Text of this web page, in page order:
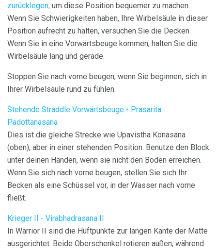
zurücklegen, um diese Position bequemer zu machen.
Wenn Sie Schwierigkeiten haben, Ihre Wirbelsäule in dieser
Position aufrecht zu halten, versuchen Sie die Decken.
Wenn Sie in eine Vorwärtsbeuge kommen, halten Sie die
Wirbelsäule lang und gerade.
Stoppen Sie nach vorne beugen, wenn Sie beginnen, sich in
Ihrer Wirbelsäule rund zu fühlen.
Stehende Straddle Vorwärtsbeuge - Prasarita
Padottanasana
Dies ist die gleiche Strecke wie Upavistha Konasana
(oben), aber in einer stehenden Position. Benutze den Block
unter deinen Händen, wenn sie nicht den Boden erreichen.
Wenn Sie sich nach vorne beugen, stellen Sie sich Ihr
Becken als eine Schüssel vor, in der Wasser nach vorne
fließt.
Krieger II - Virabhadrasana II
In Warrior II sind die Hüftpunkte zur langen Kante der Matte
ausgerichtet. Beide Oberschenkel rotieren außen, während